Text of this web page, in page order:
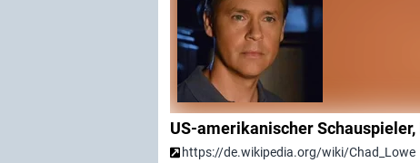
US-amerikanischer
https://de.wikipedia.org/wiki/Chad_Lowe